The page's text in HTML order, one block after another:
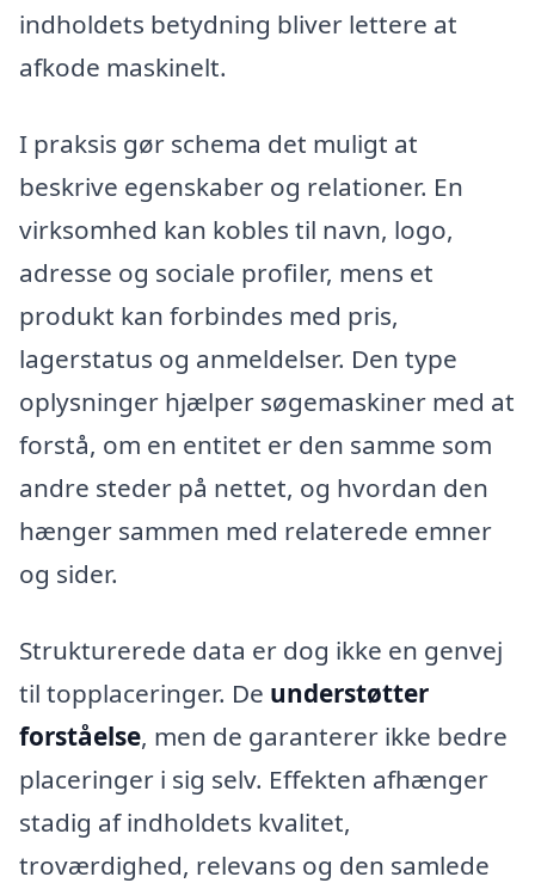
indholdets betydning bliver lettere at
afkode maskinelt.
I praksis gør schema det muligt at
beskrive egenskaber og relationer. En
virksomhed kan kobles til navn, logo,
adresse og sociale profiler, mens et
produkt kan forbindes med pris,
lagerstatus og anmeldelser. Den type
oplysninger hjælper søgemaskiner med at
forstå, om en entitet er den samme som
andre steder på nettet, og hvordan den
hænger sammen med relaterede emner
og sider.
Strukturerede data er dog ikke en genvej
til topplaceringer. De understøtter
forståelse, men de garanterer ikke bedre
placeringer i sig selv. Effekten afhænger
stadig af indholdets kvalitet,
troværdighed, relevans og den samlede